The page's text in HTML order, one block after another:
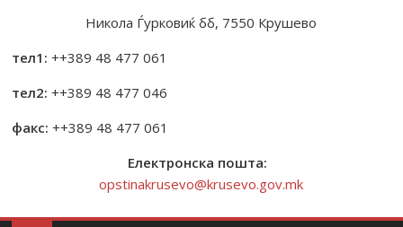
Никола Ѓурковиќ бб, 7550 Крушево
тел1: ++389 48 477 061
тел2: ++389 48 477 046
факс: ++389 48 477 061
Електронска пошта:
opstinakrusevo@krusevo.gov.mk